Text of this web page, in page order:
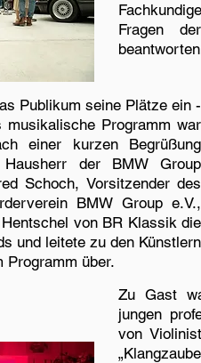
Fragen
Publikum seine Plätze ein -
musikalische Programm war
einer kurzen Begrüßung
der BMW Group
Schoch, Vorsitzender des
BMW Group e.V.,
von BR Klassik die
und leitete zu den Künstlern
Programm über.
Zu Gast
jungen
von